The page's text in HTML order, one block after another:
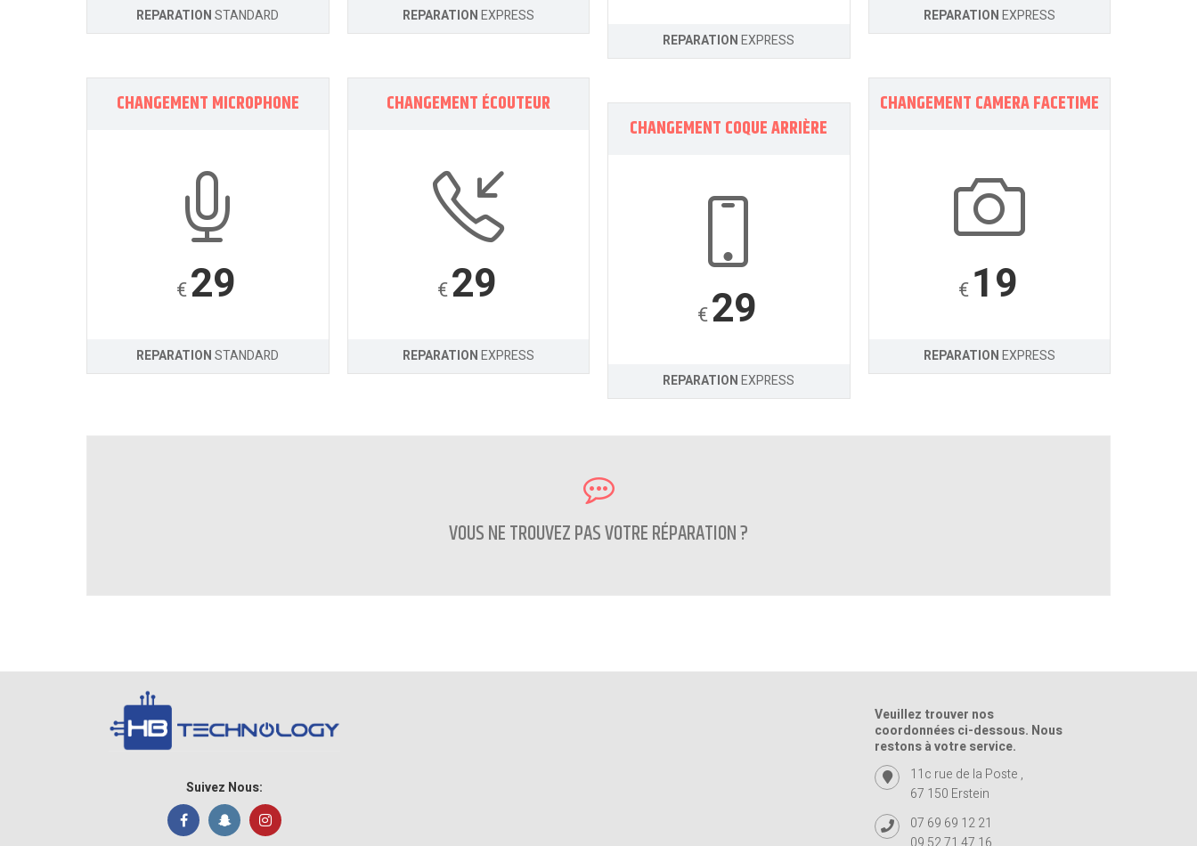
REPARATIONSTANDARD
CHANGEMENT MICROPHONE
€29
REPARATIONSTANDARD
REPARATIONEXPRESS
CHANGEMENT ÉCOUTEUR
€29
REPARATIONEXPRESS
REPARATIONEXPRESS
CHANGEMENT COQUE ARRIÈRE
€29
REPARATIONEXPRESS
REPARATIONEXPRESS
CHANGEMENT CAMERA FACETIME
€19
REPARATIONEXPRESS
VOUS NE TROUVEZ PAS VOTRE RÉPARATION ?
CONTACTEZ NOUS
Suivez Nous:
Veuillez trouver nos
coordonnées ci-dessous. Nous
restons à votre service.
11c rue de la Poste ,
67 150 Erstein
07 69 69 12 21